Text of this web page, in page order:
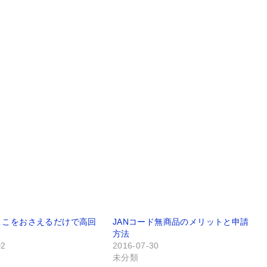
こをおさえるだけで高回
JANコード無商品のメリットと申請
方法
2016-07-30
未分類